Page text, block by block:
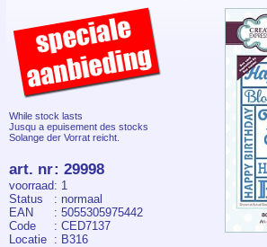
While stock lasts
Jusqu a epuisement des stocks
Solange der Vorrat reicht.
art. nr: 29998
voorraad: 1
Status
: normaal
EAN
: 5055305975442
Code
: CED7137
Locatie : B316